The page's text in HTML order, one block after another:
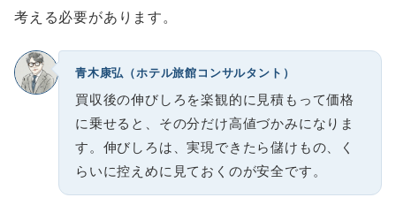
考える必要があります。
青木康弘（ホテル旅館コンサルタント）
買収後の伸びしろを楽観的に見積もって価格
に乗せると、その分だけ高値づかみになりま
す。伸びしろは、実現できたら儲けもの、く
らいに控えめに見ておくのが安全です。